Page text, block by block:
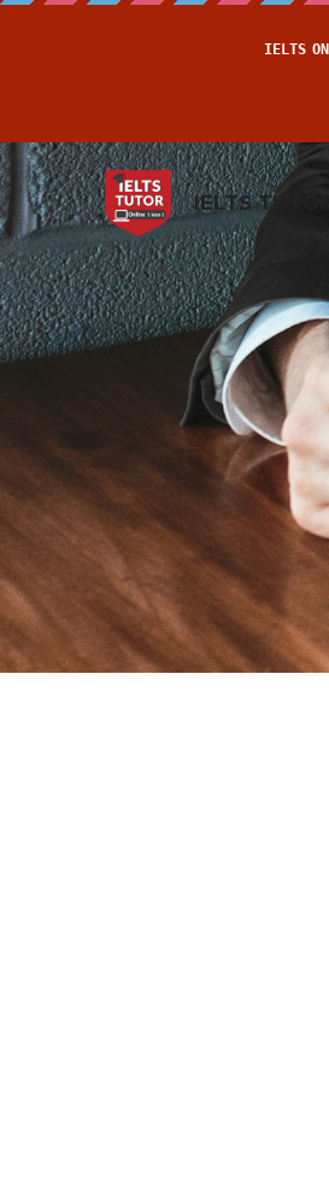
IELTS TUTOR